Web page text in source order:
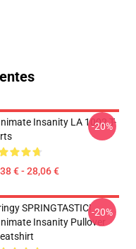
Insanity LA 1002 T-
€ - 28,06 €
-20%
SPRINGTASTIC!
Insanity Pullover
-20%